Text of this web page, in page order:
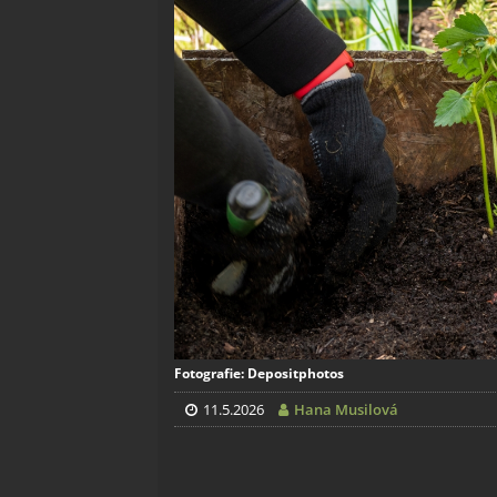
Fotografie: Depositphotos
11.5.2026 Hana Musilová